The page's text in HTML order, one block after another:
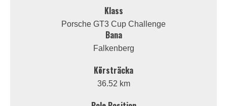
Klass
Porsche GT3 Cup Challenge
Bana
Falkenberg
Körsträcka
36.52 km